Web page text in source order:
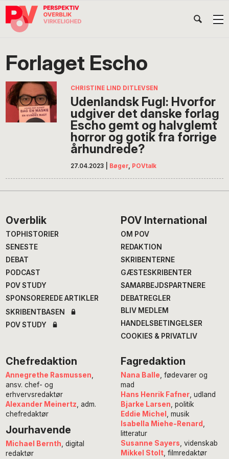
Gå
direkte
navigation
Skip
indhold
Gå
direkte
POV
International
Forlaget Escho
CHRISTINE LIND DITLEVSEN
Udenlandsk Fugl: Hvorfor
udgiver det danske forlag
Escho gemt og halvglemt
horror og gotik fra forrige
århundrede?
27.04.2023 Bøger, POVtalk
Footer
Overblik
TOPHISTORIER
SENESTE
DEBAT
PODCAST
POV STUDY
SPONSOREREDE ARTIKLER
SKRIBENTBASEN
POV STUDY
POV International
OM POV
REDAKTION
SKRIBENTERNE
GÆSTESKRIBENTER
SAMARBEJDSPARTNERE
DEBATREGLER
BLIV MEDLEM
HANDELSBETINGELSER
COOKIES & PRIVATLIV
Chefredaktion
Annegrethe Rasmussen
ansv. chef- og
erhvervsredaktør
Alexander Meinertz , adm.
chefredaktør
Jourhavende
Michael Bernth , digital
redaktør
Fagredaktion
Nana Balle , fødevarer og
mad
Hans Henrik Fafner, udland
Bjarke Larsen , politik
Eddie Michel
, musik
Isabella Miehe-Renard
litteratur
Susanne Sayers , videnskab
Mikkel Stolt, filmredaktør